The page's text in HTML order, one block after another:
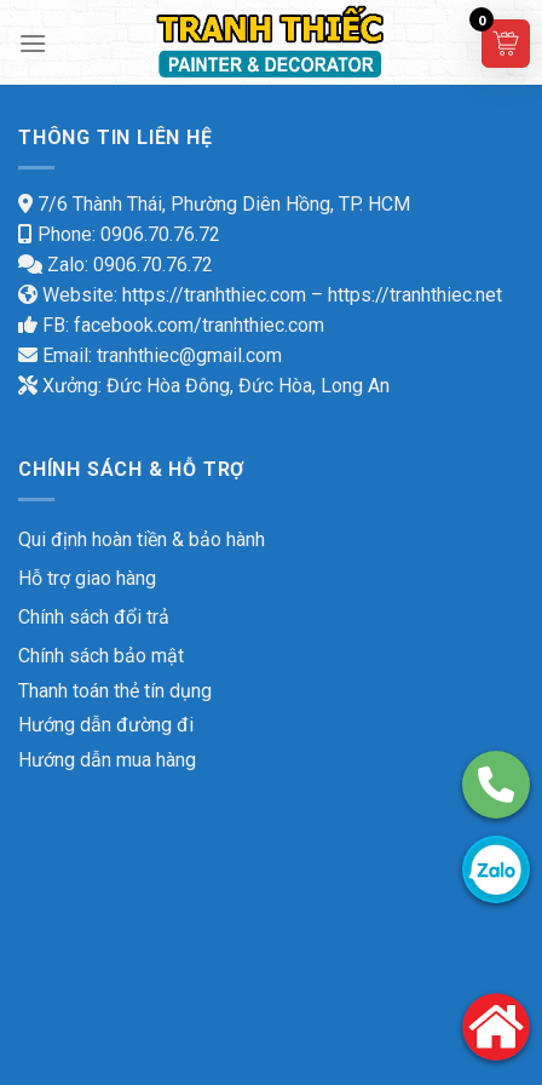
THÔNG TIN LIÊN HỆ
7/6 Thành Thái, Phường Diên Hồng, TP. HCM
Phone: 0906.70.76.72
Zalo: 0906.70.76.72
Website: https://tranhthiec.com – https://tranhthiec.net
FB: facebook.com/tranhthiec.com
Email: tranhthiec@gmail.com
Xưởng: Đức Hòa Đông, Đức Hòa, Long An
CHÍNH SÁCH & HỖ TRỢ
Qui định hoàn tiền & bảo hành
Hỗ trợ giao hàng
Chính sách đổi trả
Chính sách bảo mật
Thanh toán thẻ tín dụng
Hướng dẫn đường đi
Hướng dẫn mua hàng
0